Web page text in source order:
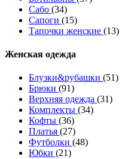
Сабо (34)
Сапоги (15)
Тапочки женские (13)
Женская одежда
Блузки&рубашки (51)
Брюки (91)
Верхняя одежда (31)
Комплекты (34)
Кофты (36)
Платья (27)
Футболки (48)
Юбки (21)